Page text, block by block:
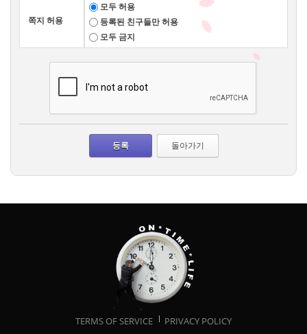
쪽지 허용
모두 허용
등록된 친구들만 허용
모두 금지
돌아가기
TERMS OF SERVICE PRIVACY POLICY